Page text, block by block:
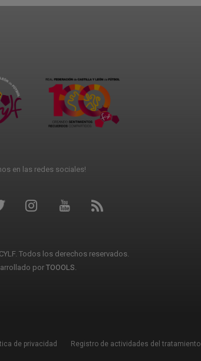
en las redes sociales!
Todos los derechos reservados.
porTOOOLS.
de privacidad Registro de actividades del tratamiento